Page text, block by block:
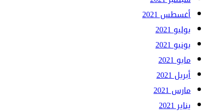
أغسطس 2021
يوليو 2021
يونيو 2021
مايو 2021
أبريل 2021
مارس 2021
يناير 2021